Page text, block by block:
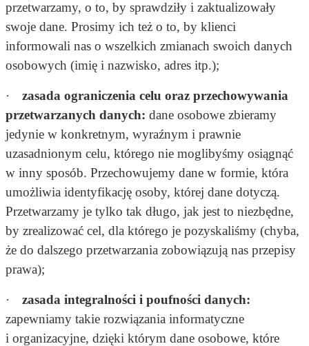
przetwarzamy, o to, by sprawdziły i zaktualizowały
swoje dane. Prosimy ich też o to, by klienci
informowali nas o wszelkich zmianach swoich danych
osobowych (imię i nazwisko, adres itp.);
·
zasada ograniczenia celu oraz przechowywania
przetwarzanych danych: dane osobowe zbieramy
jedynie w konkretnym, wyraźnym i prawnie
uzasadnionym celu, którego nie moglibyśmy osiągnąć
w inny sposób. Przechowujemy dane w formie, która
umożliwia identyfikację osoby, której dane dotyczą.
Przetwarzamy je tylko tak długo, jak jest to niezbędne,
by zrealizować cel, dla którego je pozyskaliśmy (chyba,
że do dalszego przetwarzania zobowiązują nas przepisy
prawa);
·
zasada integralności i poufności danych:
zapewniamy takie rozwiązania informatyczne
i organizacyjne, dzięki którym dane osobowe, które